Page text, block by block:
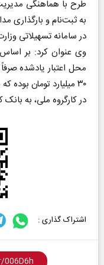
طرح با هماهنگی
به ثبت‌نام و بارگذاری
در سامانه تسهیلاتی
وی عنوان کرد: بر اساس
محل اعتبار یادشده
۳۰ میلیارد تومان
در کارگروه ملی، به
اشتراک گذاری :